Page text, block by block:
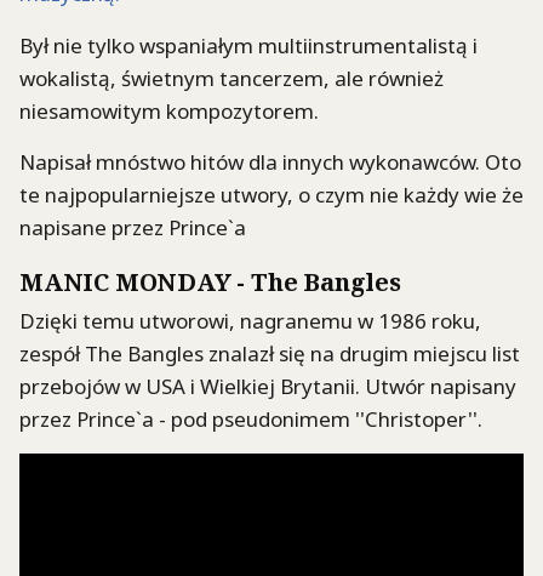
Był nie tylko wspaniałym multiinstrumentalistą i
wokalistą, świetnym tancerzem, ale również
niesamowitym kompozytorem.
Napisał mnóstwo hitów dla innych wykonawców. Oto
te najpopularniejsze utwory, o czym nie każdy wie że
napisane przez Prince`a
MANIC MONDAY - The Bangles
Dzięki temu utworowi, nagranemu w 1986 roku,
zespół The Bangles znalazł się na drugim miejscu list
przebojów w USA i Wielkiej Brytanii. Utwór napisany
przez Prince`a - pod pseudonimem ''Christoper''.